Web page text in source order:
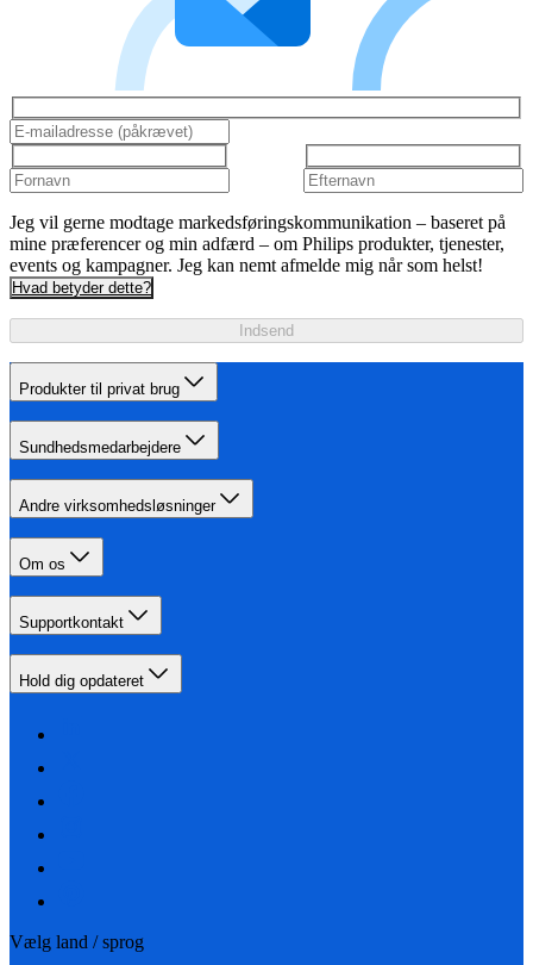
Jeg vil gerne modtage markedsføringskommunikation – baseret på
mine præferencer og min adfærd – om Philips produkter, tjenester,
events og kampagner. Jeg kan nemt afmelde mig når som helst!
Hvad betyder dette?
Indsend
Produkter til privat brug
Sundhedsmedarbejdere
Andre virksomhedsløsninger
Om os
Supportkontakt
Hold dig opdateret
Vælg land / sprog